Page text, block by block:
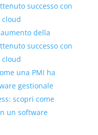
successo con
cloud
della
successo con
cloud
una PMI ha
gestionale
scopri come
un software